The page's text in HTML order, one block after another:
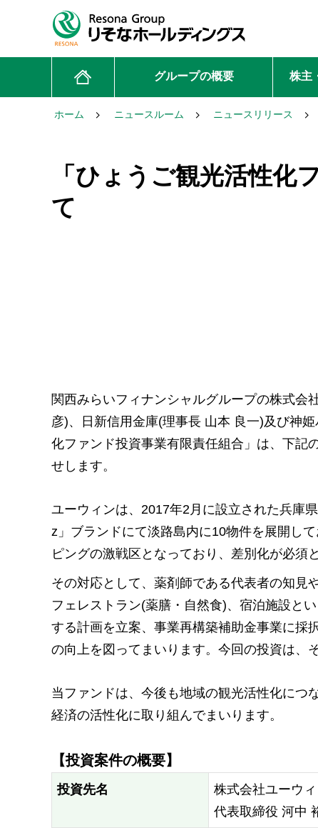
グループの概要 株主
ホーム ニュースルーム ニュースリリース
「ひょうご観光活性化
て
関西みらいフィナンシャルグループの株式会
彦)、日新信用金庫(理事長 山本 良一)及び神
化ファンド投資事業有限責任組合」は、下記
せします。
ユーウィンは、2017年2月に設立された兵庫
z」ブランドにて淡路島内に10物件を展開し
ピングの激戦区となっており、差別化が必須
その対応として、薬剤師である代表者の知見
フェレストラン(薬膳・自然食)、宿泊施設と
する計画を立案、事業再構築補助金事業に採
の向上を図ってまいります。今回の投資は、
当ファンドは、今後も地域の観光活性化につ
経済の活性化に取り組んでまいります。
【投資案件の概要】
投資先名
株式会社ユーウ
代表取締役 河中